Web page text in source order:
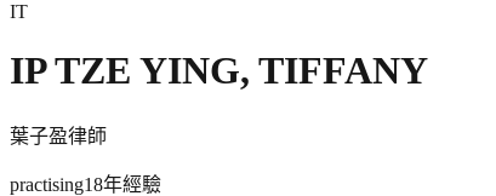
IT
IP TZE YING, TIFFANY
葉子盈律師
practising18年經驗